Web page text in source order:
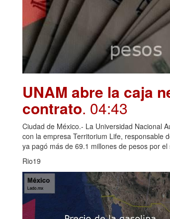
UNAM abre la caja
contrato. 04:43
Ciudad de México.- La Universidad Nacional
con la empresa Territorium Life, responsable
ya pagó más de 69.1 millones de pesos por
Rio19